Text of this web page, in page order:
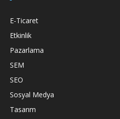
E-Ticaret
Etkinlik
Pazarlama
SEM
SEO
Sosyal Medya
Tasarım